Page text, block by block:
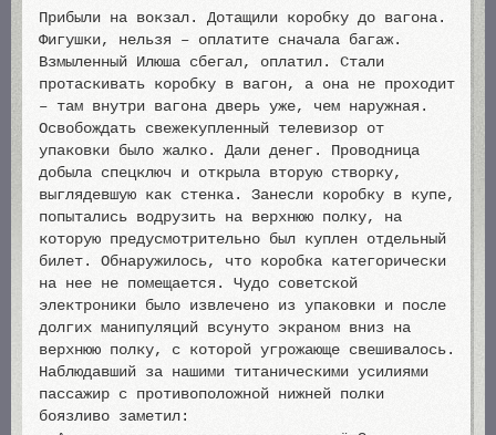
Прибыли на вокзал. Дотащили коробку до вагона.
Фигушки, нельзя – оплатите сначала багаж.
Взмыленный Илюша сбегал, оплатил. Стали
протаскивать коробку в вагон, а она не проходит
– там внутри вагона дверь уже, чем наружная.
Освобождать свежекупленный телевизор от
упаковки было жалко. Дали денег. Проводница
добыла спецключ и открыла вторую створку,
выглядевшую как стенка. Занесли коробку в купе,
попытались водрузить на верхнюю полку, на
которую предусмотрительно был куплен отдельный
билет. Обнаружилось, что коробка категорически
на нее не помещается. Чудо советской
электроники было извлечено из упаковки и после
долгих манипуляций всунуто экраном вниз на
верхнюю полку, с которой угрожающе свешивалось.
Наблюдавший за нашими титаническими усилиями
пассажир с противоположной нижней полки
боязливо заметил: